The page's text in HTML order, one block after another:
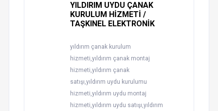
YILDIRIM UYDU ÇANAK
KURULUM HİZMETİ /
TAŞKINEL ELEKTRONİK
yıldırım çanak kurulum
hizmeti,yıldırım çanak montaj
hizmeti,yıldırım çanak
satışı,yıldırım uydu kurulumu
hizmeti,yıldırım uydu montaj
hizmeti,yıldırım uydu satışı,yıldırım